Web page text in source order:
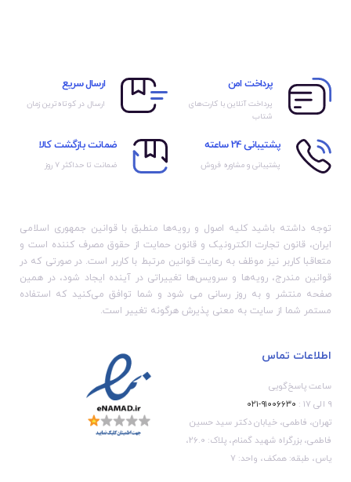
پرداخت امن
پرداخت آنلاین با کارت‌های
شتاب
ارسال سریع
ارسال در کوتاه‌ترین زمان
پشتیبانی 24 ساعته
پشتیبانی و مشاوره فروش
ضمانت بازگشت کالا
ضمانت تا حداکثر ۷ روز
توجه داشته باشید کلیه اصول و رویه‏‌ها منطبق با قوانین جمهوری اسلامی
ایران، قانون تجارت الکترونیک و قانون حمایت از حقوق مصرف کننده است و
متعاقبا کاربر نیز موظف به رعایت قوانین مرتبط با کاربر است. در صورتی که در
قوانین مندرج، رویه‏‌ها و سرویس‏‌ها تغییراتی در آینده ایجاد شود، در همین
صفحه منتشر و به روز رسانی می شود و شما توافق می‏‌کنید که استفاده
مستمر شما از سایت به معنی پذیرش هرگونه تغییر است.
اطلاعات تماس
ساعت پاسخ‌گویی
۹ الی ۱۷ :
۹۱۰۰۶۶۳۰-۰۲۱
تهران، فاطمی، خیابان دکتر سید حسین
فاطمی، بزرگراه شهید گمنام، پلاک: 26.0،
یاس، طبقه: همکف، واحد: 7